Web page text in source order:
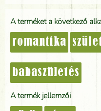
A terméket a következő
romantika
babaszületés
A termék jellemzői